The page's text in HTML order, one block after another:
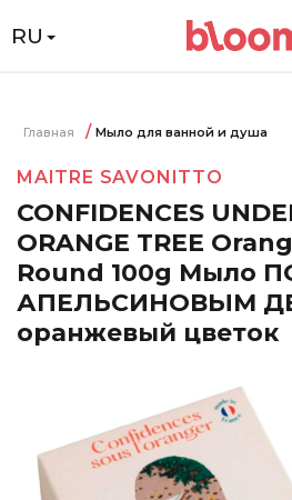
RU
Главная Мыло для ванной и душа
MAITRE SAVONITTO
CONFIDENCES
ORANGE TREE
Round 100g Мыло
АПЕЛЬСИНОВЫМ
оранжевый цветок